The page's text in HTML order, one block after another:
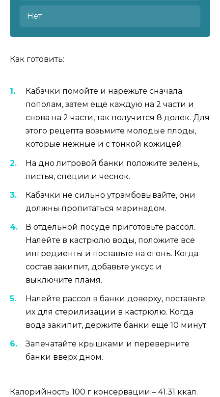
Нет
Как готовить:
Кабачки помойте и нарежьте сначала
пополам, затем еще каждую на 2 части и
снова на 2 части, так получится 8 долек. Для
этого рецепта возьмите молодые плоды,
которые нежные и с тонкой кожицей.
На дно литровой банки положите зелень,
листья, специи и чеснок.
Кабачки не сильно утрамбовывайте, они
должны пропитаться маринадом.
В отдельной посуде приготовьте рассол.
Налейте в кастрюлю воды, положите все
ингредиенты и поставьте на огонь. Когда
состав закипит, добавьте уксус и
выключите пламя.
Налейте рассол в банки доверху, поставьте
их для стерилизации в кастрюлю. Когда
вода закипит, держите банки еще 10 минут.
Запечатайте крышками и переверните
банки вверх дном.
Калорийность 100 г консервации – 41.31 ккал.